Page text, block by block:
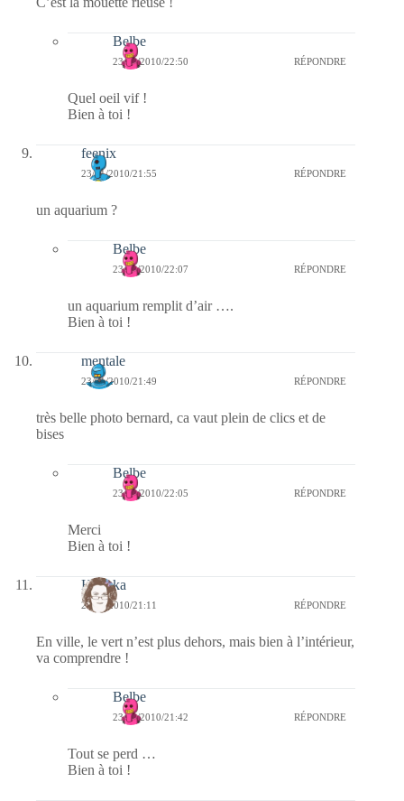
Belbe
23/01/2010/22:50 RÉPONDRE
Quel oeil vif !
Bien à toi !
feenix
23/01/2010/21:55 RÉPONDRE
un aquarium ?
Belbe
23/01/2010/22:07 RÉPONDRE
un aquarium remplit d’air ….
Bien à toi !
mentale
23/01/2010/21:49 RÉPONDRE
très belle photo bernard, ca vaut plein de clics et de
bises
Belbe
23/01/2010/22:05 RÉPONDRE
Merci
Bien à toi !
Heyoka
23/01/2010/21:11 RÉPONDRE
En ville, le vert n’est plus dehors, mais bien à l’intérieur,
va comprendre !
Belbe
23/01/2010/21:42 RÉPONDRE
Tout se perd …
Bien à toi !